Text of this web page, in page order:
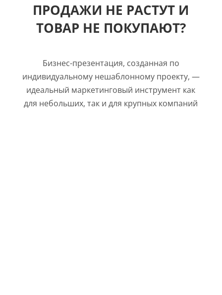
ПРОДАЖИ НЕ РАСТУТ И
ТОВАР НЕ ПОКУПАЮТ?
Бизнес-презентация, созданная по
индивидуальному нешаблонному проекту, —
идеальный маркетинговый инструмент как
для небольших, так и для крупных компаний